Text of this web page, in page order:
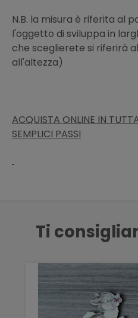
N.B. la misura è riferita al
l'oggetto di sviluppa in
che sceglierete si riferirà
all'altezza)
ACQUISTA ONLINE IN
SEMPLICI PASSI
Ti